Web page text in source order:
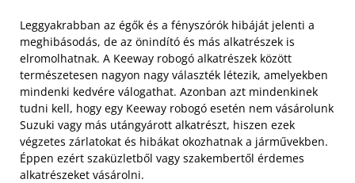
Leggyakrabban az égők és a fényszórók hibáját jelenti a
meghibásodás, de az önindító és más alkatrészek is
elromolhatnak. A Keeway robogó alkatrészek között
természetesen nagyon nagy választék létezik, amelyekben
mindenki kedvére válogathat. Azonban azt mindenkinek
tudni kell, hogy egy Keeway robogó esetén nem vásárolunk
Suzuki vagy más utángyárott alkatrészt, hiszen ezek
végzetes zárlatokat és hibákat okozhatnak a járművekben.
Éppen ezért szaküzletből vagy szakembertől érdemes
alkatrészeket vásárolni.